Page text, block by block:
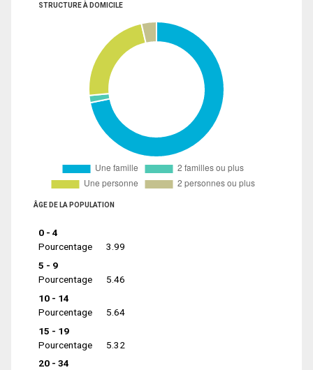
STRUCTURE À DOMICILE
ÂGE DE LA POPULATION
0 - 4
Pourcentage
3.99
5 - 9
Pourcentage
5.46
10 - 14
Pourcentage
5.64
15 - 19
Pourcentage
5.32
20 - 34